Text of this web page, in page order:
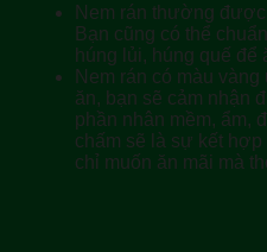
Nem rán thường
Bạn cũng có thể
húng lủi, húng quế để
Nem rán có màu
ăn, bạn sẽ cảm nhận
phần nhân mềm, ẩm,
chấm sẽ là sự kết
chỉ muốn ăn mãi mà